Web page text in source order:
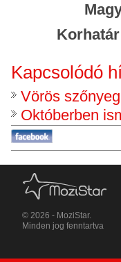
Kapcsolódó
Vörös
Októberben
© 2026 - MoziStar.
Minden jog fenntartva